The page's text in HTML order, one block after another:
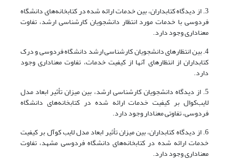
3. از دیدگاه کتابداران، بین خدمات ارائه شده در کتابخانه‌های دانشگاه
فردوسی با خدمات مورد انتظار دانشجویان کارشناسی ارشد، تفاوت
معناداری وجود دارد.
4. بین انتظارهای دانشجویان کارشناسی ارشد دانشگاه فردوسی و درک
کتابداران از انتظارهای آنها از کیفیت خدمات، تفاوت معناداری وجود
دارد.
5. از دیدگاه دانشجویان کارشناسی ارشد، بین میزان تأثیر ابعاد مدل
لایب‌کوال بر کیفیت خدمات ارائه شده در کتابخانه‌های دانشگاه
فردوسی، تفاوتی معنادار وجود دارد.
6. از دیدگاه کتابداران، بین میزان تأثیر ابعاد مدل لایب کوآل بر کیفیت
خدمات ارائه شده در کتابخانه‌های دانشگاه فردوسی مشهد، تفاوت
معناداری وجود دارد.